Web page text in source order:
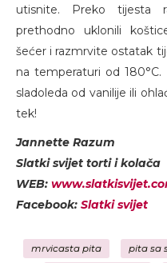
utisnite. Preko tijesta
prethodno uklonili
šećer i razmrvite ostatak
na temperaturi od
sladoleda od vanilije ili
tek!
Jannette Razum
Slatki svijet torti i kolača
WEB:
Facebook: Slatki svijet
mrvicasta pita pita sa